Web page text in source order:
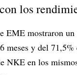
los
EME mostraron
meses y del
NKE en los